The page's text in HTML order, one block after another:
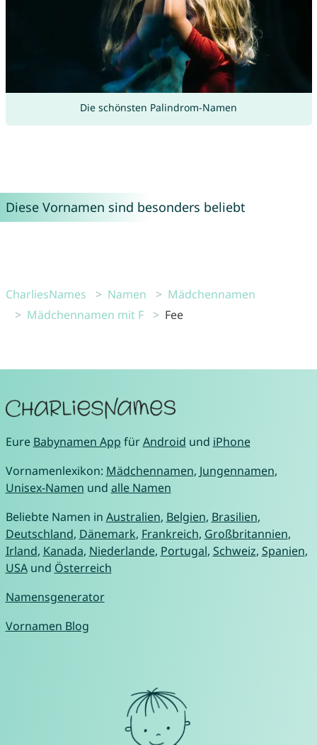
Die schönsten Palindrom-Namen
Diese Vornamen sind besonders beliebt
CharliesNames Namen
Mädchennamen
Mädchennamen mit F
Fee
Eure Babynamen App fürAndroid und iPhone
Vornamenlexikon: Mädchennamen, Jungennamen,
Unisex-Namen und alle Namen
Beliebte Namen in Australien, Belgien, Brasilien,
Deutschland, Dänemark, Frankreich, Großbritannien,
Irland, Kanada, Niederlande, Portugal, Schweiz, Spanien,
USAund Österreich
Namensgenerator
Vornamen Blog